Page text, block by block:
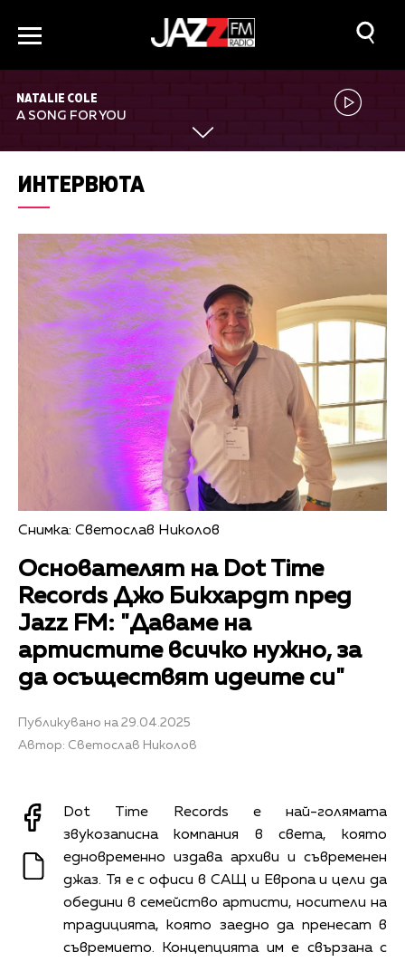
NATALIE COLE
A SONG FOR YOU
ИНТЕРВЮТА
Снимка: Светослав Николов
Основателят на Dot Time
Records Джо Бикхардт пред
Jazz FM: "Даваме на
артистите всичко нужно, за
да осъществят идеите си"
Публикувано на 29.04.2025
Автор: Светослав Николов
Dot Time Records е най-голямата
звукозаписна компания в света, която
едновременно издава архиви и съвременен
джаз. Тя е с офиси в САЩ и Европа и цели да
обедини в семейство артисти, носители на
традицията, която заедно да пренесат в
съвремието. Концепцията им е свързана с